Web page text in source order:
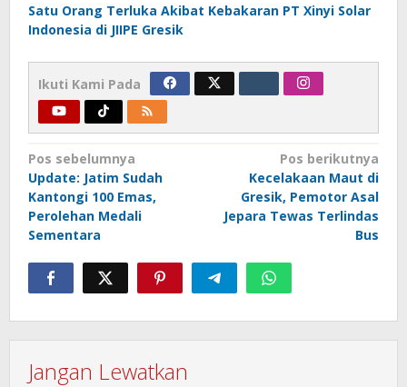
Satu Orang Terluka Akibat Kebakaran PT Xinyi Solar
Indonesia di JIIPE Gresik
Ikuti Kami Pada
Navigasi
pos
Pos sebelumnya
Update: Jatim Sudah
Kantongi 100 Emas,
Perolehan Medali
Sementara
Pos berikutnya
Kecelakaan Maut di
Gresik, Pemotor Asal
Jepara Tewas Terlindas
Bus
Jangan Lewatkan